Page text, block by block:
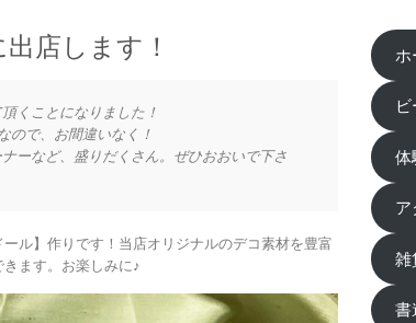
出店します！
くことになりました！
ので、お間違いなく！
ーなど、盛りだくさん。ぜひおおいで下さ
ル】作りです！当店オリジナルのデコ素材を豊富
ます。お楽しみに♪
ホ
体
雑
書